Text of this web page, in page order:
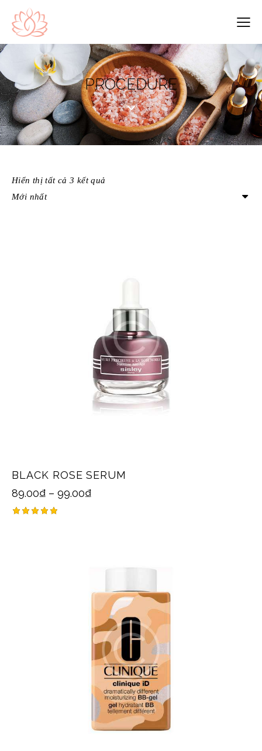
PROCEDURE
Hiển thị tất cả 3 kết quả
BLACK ROSE SERUM
89.00₫ – 99.00₫